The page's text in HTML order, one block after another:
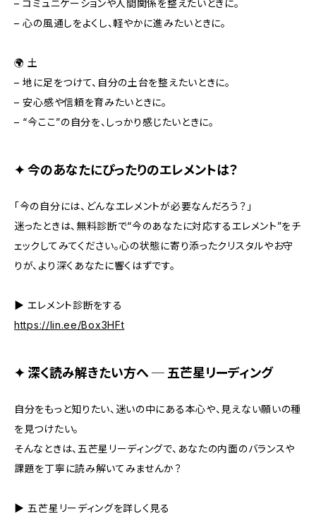
– コミュニケーションや人間関係を整えたいときに。
– 心の風通しをよくし、軽やかに進みたいときに。
🌍 土
– 地に足をつけて、自分の土台を整えたいときに。
– 安心感や信頼を育みたいときに。
– “今ここ”の自分を、しっかり感じたいときに。
✦ 今のあなたにぴったりのエレメントは？
「今の自分には、どんなエレメントが必要なんだろう？」
迷ったときは、無料診断で“今のあなたに対応するエレメント”をチ
ェックしてみてください。心の状態に寄り添ったクリスタルやお守
りが、より深くあなたに響くはずです。
▶︎ エレメント診断をする
https://lin.ee/Box3HFt
✦ 深く読み解きたい方へ ─ 五芒星リーディング
自分をもっと知りたい、迷いの中にある本心や、見えない願いの種
を見つけたい。
そんなときは、五芒星リーディングで、あなたの内面のバランスや
課題を丁寧に読み解いてみませんか？
▶︎ 五芒星リーディングを詳しく見る